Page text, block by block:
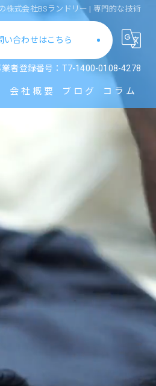
株式会社BSランドリー | 専門的な技術
い合わせはこちら
業者登録番号：T7-1400-0108-4278
会社概要 ブログ コラム